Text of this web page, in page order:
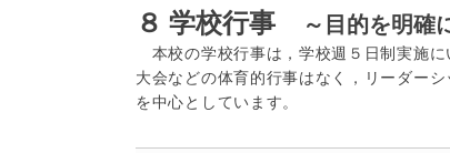
８ 学校行事 ～目的を明確
本校の学校行事は，学校週５日制実施
大会などの体育的行事はなく，リーダー
を中心としています。